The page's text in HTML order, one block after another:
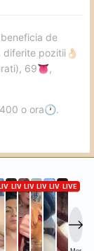
de
diferite pozitii👌🏻
69👅,
o ora🕐.